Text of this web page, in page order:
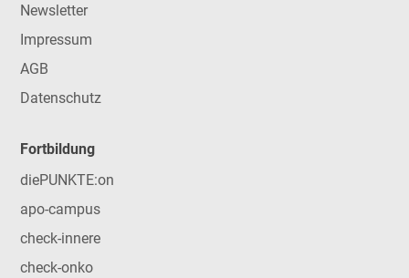
Newsletter
Impressum
AGB
Datenschutz
Fortbildung
diePUNKTE:on
apo-campus
check-innere
check-onko